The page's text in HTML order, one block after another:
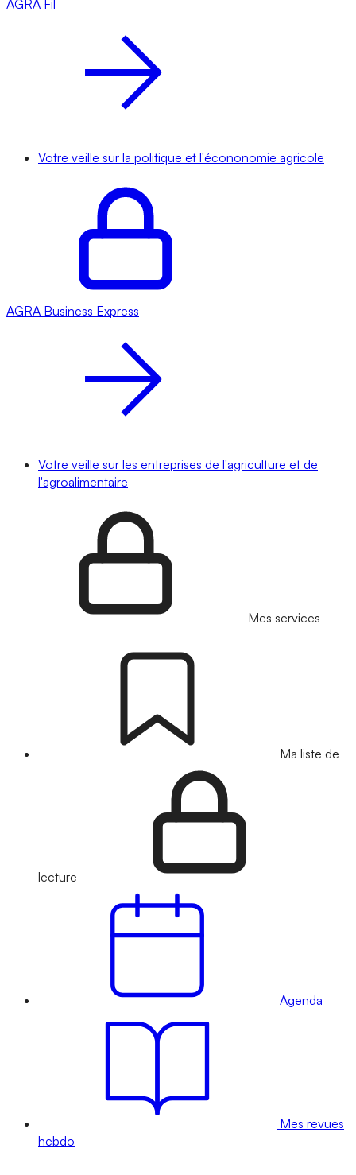
AGRA Fil
Votre veille sur la politique et l'écononomie agricole
AGRA Business Express
Votre veille sur les entreprises de l'agriculture et de
l'agroalimentaire
Mes services
Ma liste de
lecture
Agenda
Mes revues
hebdo